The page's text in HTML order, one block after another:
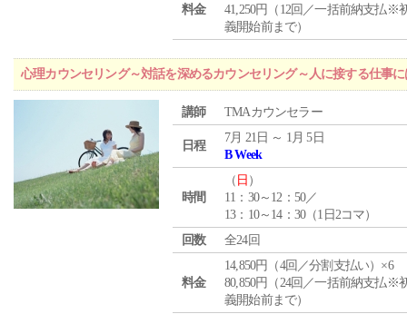
料金
41,250円（12回／一括前納支払※
義開始前まで）
心理カウンセリング～対話を深めるカウンセリング～人に接する仕事
講師 TMAカウンセラー
日程
7月 21日 ～ 1月 5日
B Week
時間
（ 日 ）
11：30～12：50／
13：10～14：30（1日2コマ）
回数
全24回
料金
14,850円（4回／分割支払い）×6
80,850円（24回／一括前納支払※
義開始前まで）